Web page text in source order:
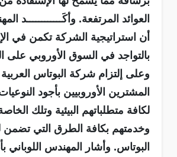
العوائد المرتفعة. وأكَــــــــــــد
أن استراتيجية الشركة تكمن في
بالتواجد في السوق الأوروبي على
وعلى إلتزام شركة البوتاس العربية
المشترين الأوروبيين بأجود
لكافة متطلباتهم البيئية وتلك
وخدمتهم بكافة الطرق التي تضمن
البوتاس. وأشار المهندس اللوباني